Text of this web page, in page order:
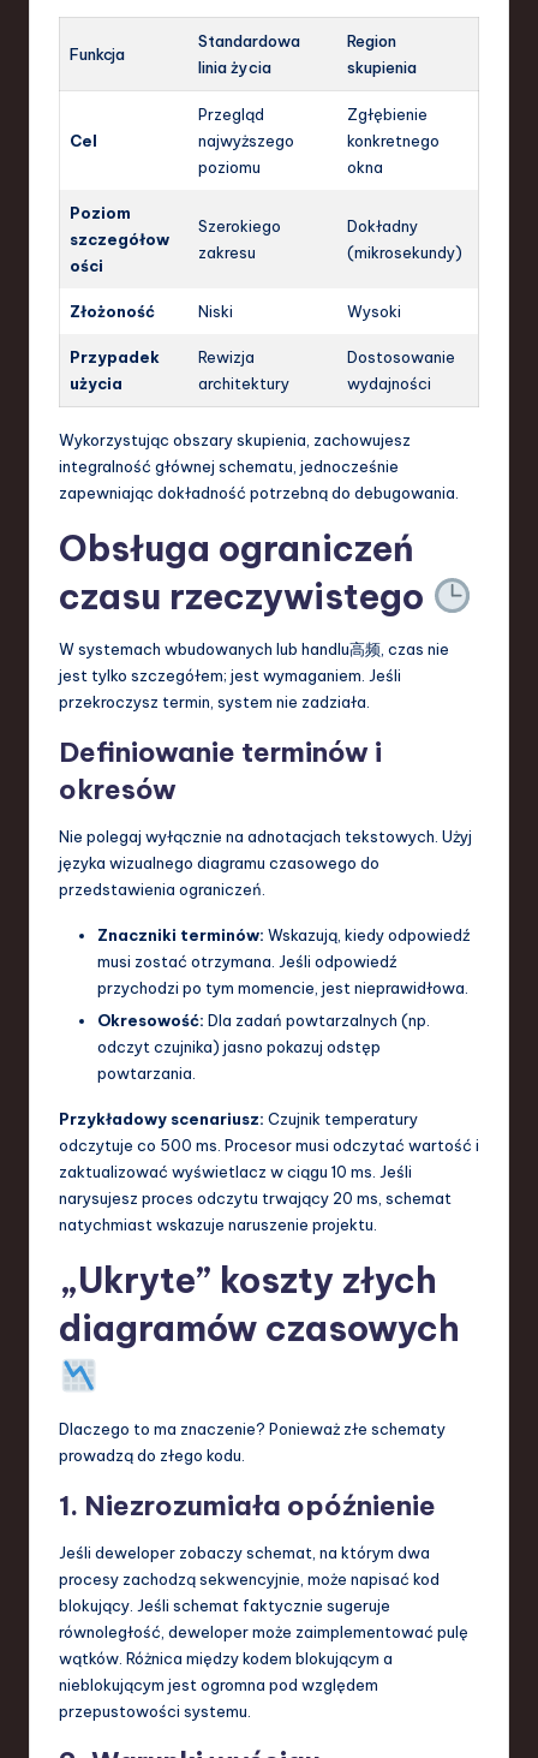
Funkcja
Standardowa
linia życia
Region
skupienia
Cel
Przegląd
najwyższego
poziomu
Zgłębienie
konkretnego
okna
Poziom
szczegółow
ości
Szerokiego
zakresu
Dokładny
(mikrosekundy)
Złożoność Niski Wysoki
Przypadek
użycia
Rewizja
architektury
Dostosowanie
wydajności
Wykorzystując obszary skupienia, zachowujesz
integralność głównej schematu, jednocześnie
zapewniając dokładność potrzebną do debugowania.
Obsługa ograniczeń
czasu rzeczywistego
W systemach wbudowanych lub handlu高频, czas nie
jest tylko szczegółem; jest wymaganiem. Jeśli
przekroczysz termin, system nie zadziała.
Definiowanie terminów i
okresów
Nie polegaj wyłącznie na adnotacjach tekstowych. Użyj
języka wizualnego diagramu czasowego do
przedstawienia ograniczeń.
Znaczniki terminów: Wskazują, kiedy odpowiedź
musi zostać otrzymana. Jeśli odpowiedź
przychodzi po tym momencie, jest nieprawidłowa.
Okresowość: Dla zadań powtarzalnych (np.
odczyt czujnika) jasno pokazuj odstęp
powtarzania.
Przykładowy scenariusz: Czujnik temperatury
odczytuje co 500 ms. Procesor musi odczytać wartość i
zaktualizować wyświetlacz w ciągu 10 ms. Jeśli
narysujesz proces odczytu trwający 20 ms, schemat
natychmiast wskazuje naruszenie projektu.
„Ukryte” koszty złych
diagramów czasowych
Dlaczego to ma znaczenie? Ponieważ złe schematy
prowadzą do złego kodu.
1. Niezrozumiała opóźnienie
Jeśli deweloper zobaczy schemat, na którym dwa
procesy zachodzą sekwencyjnie, może napisać kod
blokujący. Jeśli schemat faktycznie sugeruje
równoległość, deweloper może zaimplementować pulę
wątków. Różnica między kodem blokującym a
nieblokującym jest ogromna pod względem
przepustowości systemu.